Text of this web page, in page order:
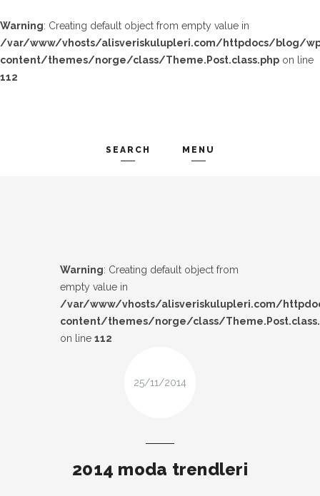
Warning: Creating default object from empty value in
/var/www/vhosts/alisveriskulupleri.com/httpdocs/blog/
content/themes/norge/class/Theme.Post.class.php on line
112
SEARCH MENU
Warning: Creating default object from
empty value in
/var/www/vhosts/alisveriskulupleri.com/
content/themes/norge/class/
on line 112
25/11/2014
2014 moda trendleri